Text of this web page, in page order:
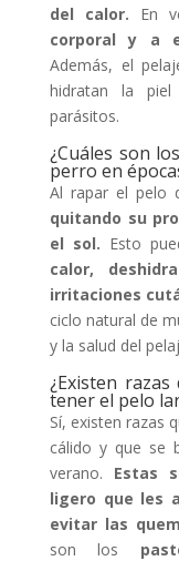
del calor. En
corporal y a
Además, el
hidratan la
parásitos.
¿Cuáles son
perro en
Al rapar el pelo
quitando su
el sol. Esto
calor,
irritaciones
ciclo natural de
y la salud del
¿Existen
tener el pelo
Sí, existen razas
cálido y que se
verano. Estas
ligero que les
evitar las
son los